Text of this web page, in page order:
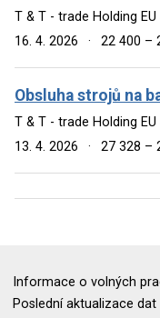
T & T - trade Holding EU
16. 4. 2026
· 22 400 –
Obsluha strojů na
T & T - trade Holding EU
13. 4. 2026
· 27 328 –
Informace o volných
Poslední aktualizace